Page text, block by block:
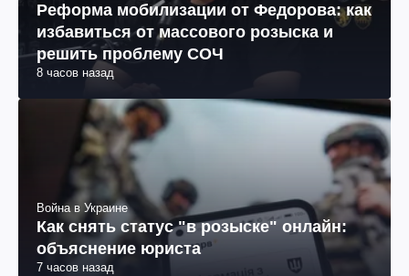
Реформа мобилизации от Федорова: как
избавиться от массового розыска и
решить проблему СОЧ
8 часов назад
Война в Украине
Как снять статус "в розыске" онлайн:
объяснение юриста
7 часов назад